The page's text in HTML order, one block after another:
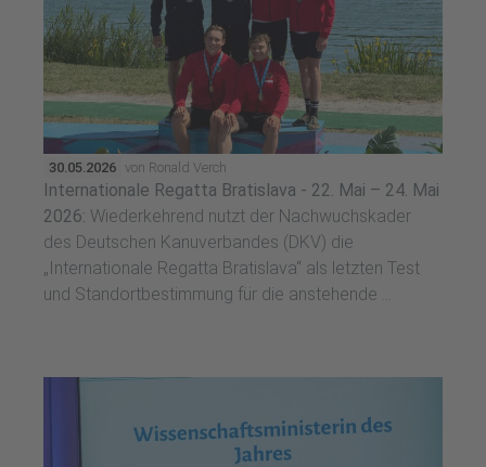
30.05.2026 von Ronald Verch
Internationale Regatta Bratislava - 22. Mai – 24. Mai
2026: Wiederkehrend nutzt der Nachwuchskader
des Deutschen Kanuverbandes (DKV) die
„Internationale Regatta Bratislava“ als letzten Test
und Standortbestimmung für die anstehende ...